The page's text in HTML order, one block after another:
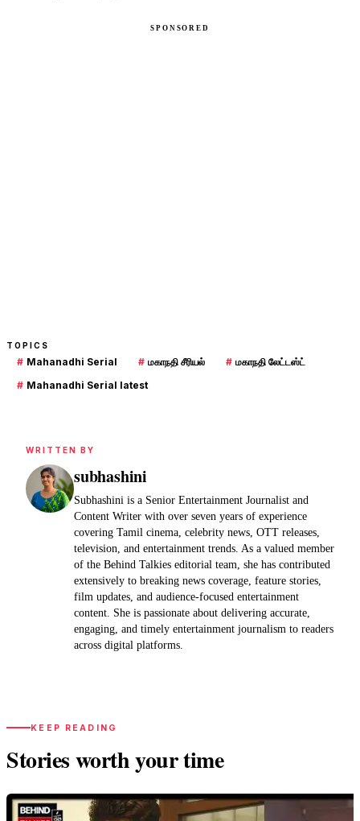
TOPICS
# Mahanadhi Serial # மகாநதி சீரியல் # மகாநதி லேட்டஸ்ட்
# Mahanadhi Serial latest
WRITTEN BY
subhashini
Subhashini is a Senior Entertainment Journalist and
Content Writer with over seven years of experience
covering Tamil cinema, celebrity news, OTT releases,
television, and entertainment trends. As a valued member
of the Behind Talkies editorial team, she has contributed
extensively to breaking news coverage, feature stories,
film updates, and audience-focused entertainment
content. She is passionate about delivering accurate,
engaging, and timely entertainment journalism to readers
across digital platforms.
KEEP READING
Stories worth your time